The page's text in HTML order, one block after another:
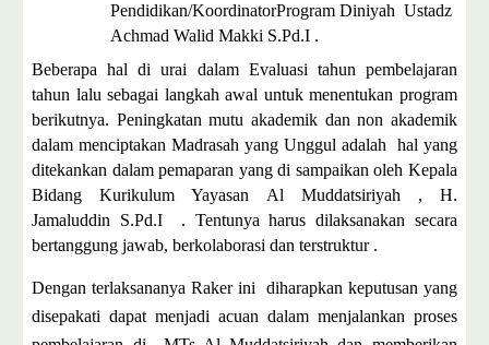
Pendidikan/KoordinatorProgram Diniyah Ustadz
Achmad Walid Makki S.Pd.I .
Beberapa hal di urai dalam Evaluasi tahun pembelajaran
tahun lalu sebagai langkah awal untuk menentukan program
berikutnya. Peningkatan mutu akademik dan non akademik
dalam menciptakan Madrasah yang Unggul adalah hal yang
ditekankan dalam pemaparan yang di sampaikan oleh Kepala
Bidang Kurikulum Yayasan Al Muddatsiriyah , H.
Jamaluddin S.Pd.I . Tentunya harus dilaksanakan secara
bertanggung jawab, berkolaborasi dan terstruktur .
Dengan terlaksananya Raker ini diharapkan keputusan yang
disepakati dapat menjadi acuan dalam menjalankan proses